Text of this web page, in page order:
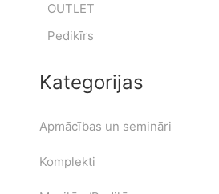
OUTLET
Pedikīrs
Kategorijas
Apmācības un semināri
Komplekti